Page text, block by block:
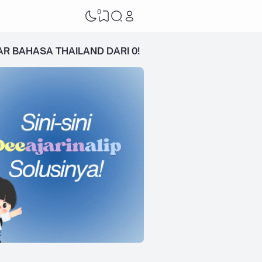
0
BAHASA THAILAND DARI 0!